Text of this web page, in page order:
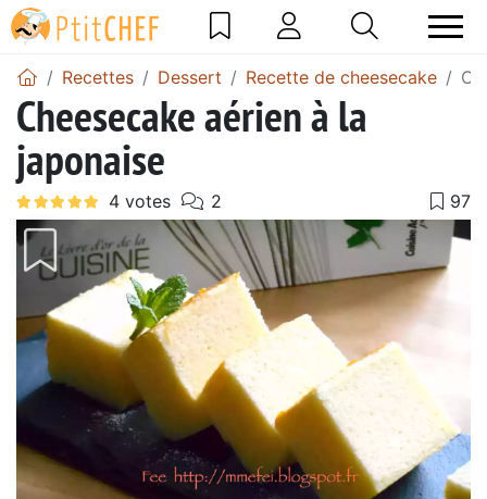
Recettes Dessert Recette de cheesecake
Cheesecake aérien à la
japonaise